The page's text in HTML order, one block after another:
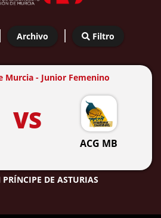
| Archivo | Filtro
Murcia - Junior Femenino
VS
ACG MB
DE ASTURIAS